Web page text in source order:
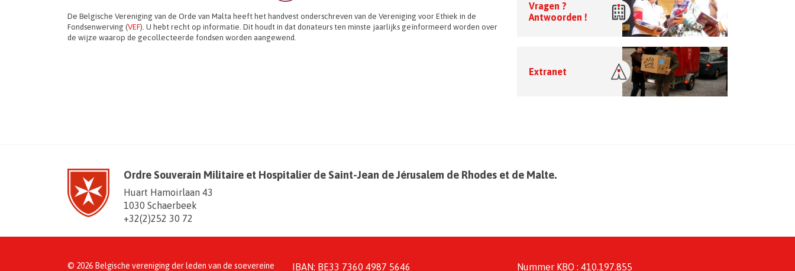
De Belgische Vereniging van de Orde van Malta heeft het handvest onderschreven van de Vereniging voor Ethiek in de
Fondsenwerving (VEF). U hebt recht op informatie. Dit houdt in dat donateurs ten minste jaarlijks geïnformeerd worden over
de wijze waarop de gecollecteerde fondsen worden aangewend.
Vragen ?
Antwoorden !
Extranet
Ordre Souverain Militaire et Hospitalier de Saint-Jean de Jérusalem de Rhodes et de Malte.
Huart Hamoirlaan 43
1030 Schaerbeek
+32(2)252 30 72
© 2026 Belgische vereniging der leden van de soevereine IBAN: BE33 7360 4987 5646 Nummer KBO : 410.197.855